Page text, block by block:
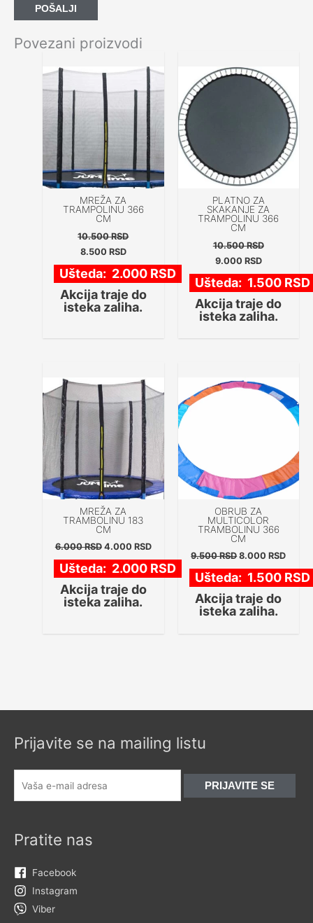
Povezani proizvodi
MREŽA ZA
TRAMPOLINU 366
CM
10.500RSD
Originalna
je
10.500 RSD.
8.500 RSD
je:
8.500 RSD.
Ušteda: 2.000 RSD
Akcija traje do
isteka zaliha.
PLATNO ZA
SKAKANJE ZA
TRAMPOLINU 366
CM
10.500RSD
je
bila:
10.500 RSD.
9.000 RSD
je:
9.000 RSD.
Ušteda: 1.500 RSD
Akcija traje do
isteka zaliha.
MREŽA ZA
TRAMBOLINU 183
CM
6.000RSD
je
bila:
6.000 RSD.
4.000 RSD
4.000 RSD.
Ušteda: 2.000 RSD
Akcija traje do
isteka zaliha.
OBRUB ZA
MULTICOLOR
TRAMBOLINU 366
CM
9.500RSD
je
bila:
9.500 RSD.
8.000RSD
8.000
Ušteda: 1.500 RSD
Akcija traje do
isteka zaliha.
Prijavite se na mailing listu
Pratite nas
Facebook
Instagram
Viber